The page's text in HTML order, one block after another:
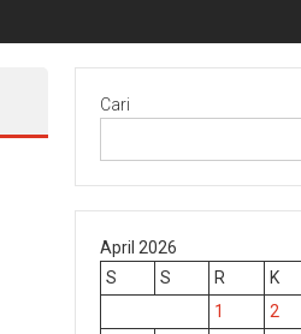
Cari
April 2026
S
S R K
1
2